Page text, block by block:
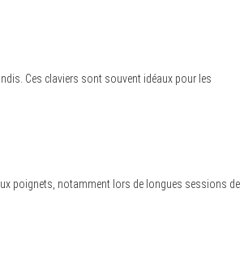
Ces claviers sont souvent idéaux pour les
poignets, notamment lors de longues sessions de